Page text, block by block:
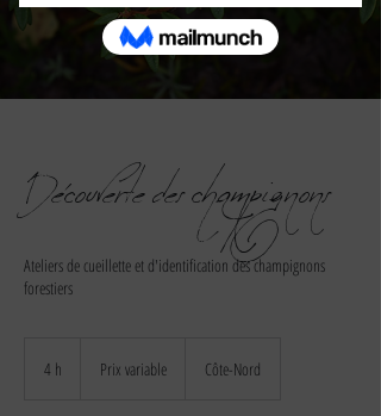
Découverte des champignons
Ateliers de cueillette et d'identification des champignons
forestiers
4 h Prix variable Côte-Nord